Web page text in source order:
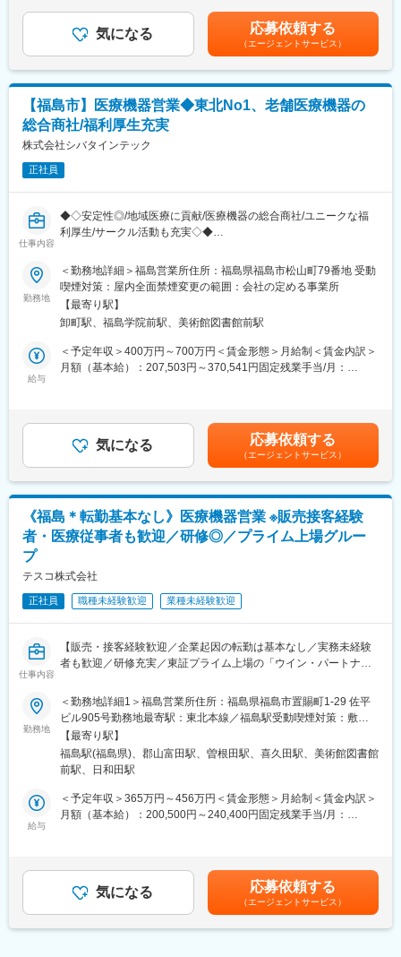
■職務の特徴：県内で4割ほどのシェアがあり、地域で培ってきた
信頼関係があります。そのため、なにかあればご依頼をいただけ
る関係性は構築されており、比較的営業のしやすさはあると思い
ます。また、取り扱う商品が豊富なため、定期的に社内やメーカ
ーでの勉強会を実施しています。ドクターや医療機関の方への情
報提供に活かしています。
頂きます。
・メーカー営業の方と同行や勉強会等で製品について覚えていた
だくことが可能です。製品詳細についてはメーカー営業の方にも
■働き方：
・年間休日122日で月平均残業時間20h程度とライフワークバラン
スを充実できる環境です。
・19時になりますとオフィスが閉まるので1日1時間程度の残業と
なります。
・家族手当、住宅手当など社員が仕事に集中できる福利厚生面を
整えています。住宅手当に関しては持ち家社員も対象になります
■福利厚生：
・年休122日、誕生日休日制度あり
・カフェスペースあり
・健康経営優良法人2024に選出
■配属詳細：
営業所によって規模感は異なりますが、営業人員は10名～30名程
度おります。
多い中で、同社は薬以外の病院における「すべて」を提案する総
合力を強みとして、どのような形でお客様のお役に立てるのかを
意識し、安心・安全を強化して、付加価値をお届けすることを最
大の目標としています。扱う商材も幅広く、お客様の課題やニー
ズに沿ったご提案が可能です。
・医療業界は私たちの生活に無くてはならない非常に社会的意義
の高い業界で、コロナ禍においても安定した業績を残していま
す。地域に根付いた事業運営をしており、今後も安定した成長が
変更の範囲：会社の定める業務
予定年収はあくまでも目安の金額であり、選考を通じて上下する
可能性があります。■昇給：年1回■賞与：年2回賃金はあくまでも
目安の金額であり、選考を通じて上下する可能性があります。月
給(月額)は固定手当を含めた表記です。
気になる 応募依頼する
（エージェントサービス）
【福島市】医療機器営業◆東北No1、老舗医療機器の
総合商社/福利厚生充実
株式会社シバタインテック
正社員
仕事内容
◆◇安定性◎/地域医療に貢献/医療機器の総合商社/ユニークな福
利厚生/サークル活動も充実◇◆
■業務概要：
・医療機関の医師・看護師などの方々に向けて、医療機器の提
案・販売を行います。
・取り扱い製品は血液検査などを実施検査機器となります。検診
を行っている病院やクリニックがお客様となります。
■入社後の流れ:
ます。
・メーカー営業の方と同行や勉強会等で製品について覚えていた
だくことが可能です。製品詳細についてはメーカー営業の方にも
ますので、商品や使い方の知識を自発的に習得する必要がありま
すが、上記のようなサポートがあるため安心です。
・年休122日、誕生日休日制度あり
・カフェスペースあり
■キャリアパス：
・マネジメントとエキスパートを選ぶことが可能ですので、ご自
■同社の魅力：
・医薬品、医療機器、事務用品等をそれぞれ取り扱う専業商社が
多い中で、同社は薬以外の病院における「すべて」を提案する総
合力を強みとして、どのような形でお客様のお役に立てるのかを
大の目標としています。扱う商材も幅広く、お客様の課題やニー
ズに沿ったご提案が可能です。
変更の範囲：会社の定める業務
勤務地
＜勤務地詳細＞福島営業所住所：福島県福島市松山町79番地 受動
喫煙対策：屋内全面禁煙変更の範囲：会社の定める事業所
【最寄り駅】
卸町駅、福島学院前駅、美術館図書館前駅
給与
＜予定年収＞400万円～700万円＜賃金形態＞月給制＜賃金内訳＞
月額（基本給）：207,503円～370,541円固定残業手当/月：
予定年収はあくまでも目安の金額であり、選考を通じて上下する
可能性があります。■昇給：年1回■賞与：年2回賃金はあくまでも
目安の金額であり、選考を通じて上下する可能性があります。月
給(月額)は固定手当を含めた表記です。
気になる 応募依頼する
（エージェントサービス）
《福島＊転勤基本なし》医療機器営業 ※販売接客経験
者・医療従事者も歓迎／研修◎／プライム上場グルー
プ
テスコ株式会社
正社員 職種未経験歓迎 業種未経験歓迎
仕事内容
【販売・接客経験歓迎／企業起因の転勤は基本なし／実務未経験
者も歓迎／研修充実／東証プライム上場の「ウイン・パートナー
■業務概要：
営業担当として、担当エリアの医療機関に循環器領域の製品を提
案・販売していただきます。
※既存顧客メインの提案営業です。
※配属先：福島営業所もしくは郡山営業所のいずれか。ご希望や適
性を考慮し決定いたします。
・取扱製品：心筋梗塞や狭心症などの心臓疾病の検査・治療の際
に使用する心臓カテーテルなど。※機器の安全使用のため、手術に
勤務地
＜勤務地詳細1＞福島営業所住所：福島県福島市置賜町1-29 佐平
ビル905号勤務地最寄駅：東北本線／福島駅受動喫煙対策：敷地
内全面禁煙＜勤務地詳細2＞郡山営業所住所：福島県郡山市富田西
6丁目300番 勤務地最寄駅：磐越西線／郡山富田駅受動喫煙対策：
屋内全面禁煙変更の範囲：会社の定める事業所
【最寄り駅】
福島駅(福島県)、郡山富田駅、曽根田駅、喜久田駅、美術館図書館
前駅、日和田駅
給与
＜予定年収＞365万円～456万円＜賃金形態＞月給制＜賃金内訳＞
月額（基本給）：200,500円～240,400円固定残業手当/月：
給：年1回（7月）■賞与：年2回（7・12月）■決算賞与（会社業績
により）※年収は経験等を考慮し決定いたします。※固定時間外手
当（30時間分）を超える残業代は別途支給いたします。賃金はあ
くまでも目安の金額であり、選考を通じて上下する可能性があり
気になる 応募依頼する
（エージェントサービス）